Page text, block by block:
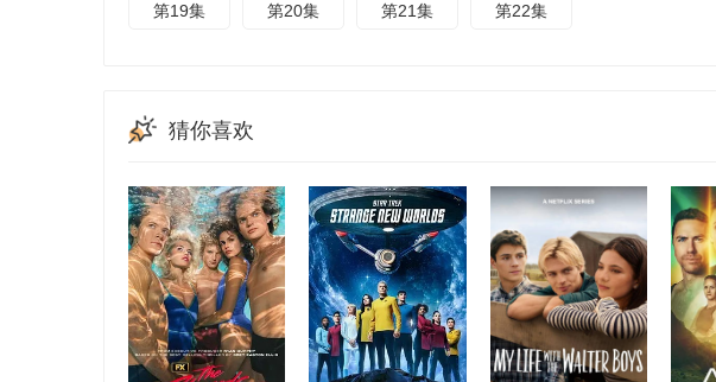
第19集 第20集 第21集 第22集
猜你喜欢